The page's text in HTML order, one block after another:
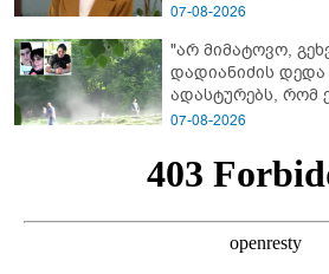
07-08-2026
"არ მიმატოვო,
დადიანიძის
ადას­ტუ­რებს, რომ
ხმა
07-08-2026